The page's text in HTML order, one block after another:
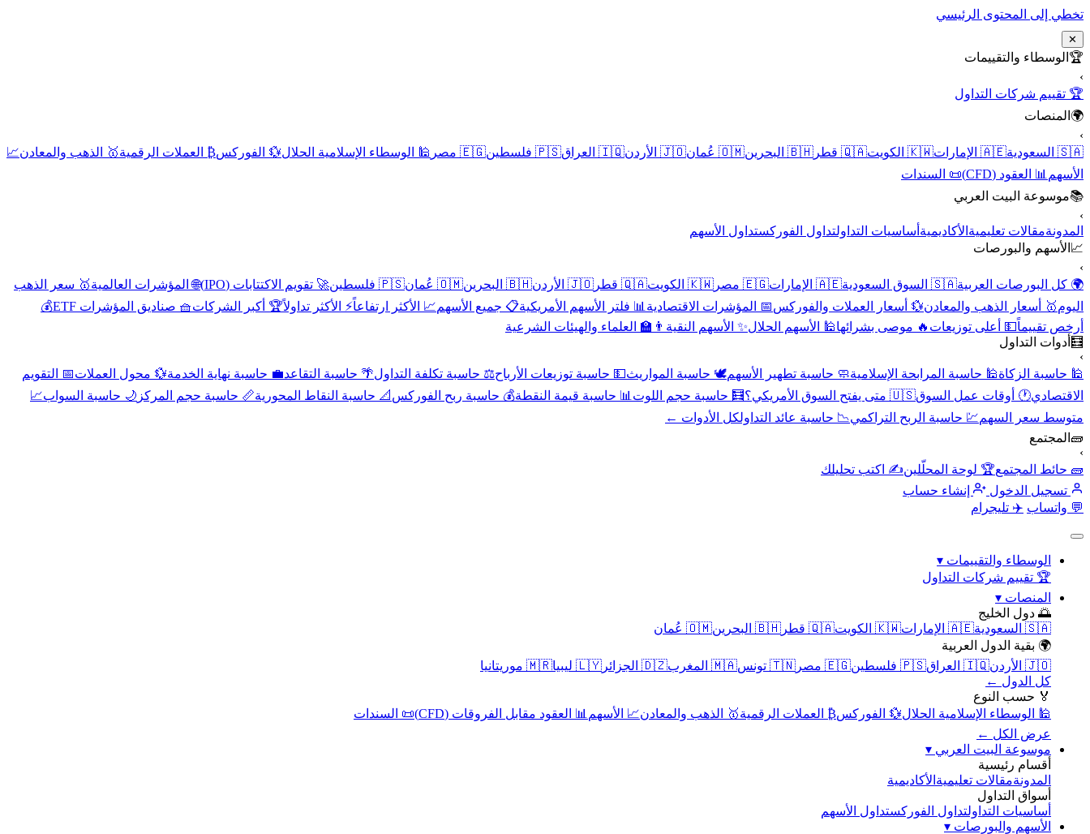
تخطي إلى المحتوى الرئيسي
✕
🏆 الوسطاء والتقييمات
›
🏆 تقييم شركات التداول
🌍 المنصات
›
🇸🇦 السعودية
🇦🇪 الإمارات 🇰🇼 الكويت 🇶🇦 قطر 🇧🇭 البحرين 🇴🇲 عُمان 🇯🇴 الأردن 🇮🇶 العراق 🇵🇸 فلسطين 🇪🇬 مصر 🕌 الوسطاء الإسلامية الحلال💱 الفوركس₿ العملات الرقمية🥇 الذهب والمعادن📈
الأسهم 📊 العقود (CFD)
📜 السندات
📚موسوعة البيت العربي
›
المدونةمقالات تعليمية الأكاديمية أساسيات التداولتداول الفوركستداول الأسهم
📈 الأسهم والبورصات
›
🌍 كل البورصات العربية🇸🇦 السوق السعودية 🇦🇪 الإمارات 🇪🇬 مصر 🇰🇼 الكويت 🇶🇦 قطر 🇯🇴 الأردن 🇧🇭 البحرين 🇴🇲 عُمان 🇵🇸 فلسطين 🚀 تقويم الاكتتابات (IPO) 🌐 المؤشرات العالمية🥇 سعر الذهب
اليوم🥇 أسعار الذهب والمعادن💱 أسعار العملات والفوركس📅 المؤشرات الاقتصادية 📊 فلتر الأسهم الأمريكية📋 جميع الأسهم📈 الأكثر ارتفاعاً⚡ الأكثر تداولاً🏆 أكبر الشركات🧺 صناديق المؤشرات ETF
💰
أرخص تقييماً💵 أعلى توزيعات 🔥 موصى بشرائها🕌 الأسهم الحلال✨ الأسهم النقية 👨‍🏫 العلماء والهيئات الشرعية
🧮 أدوات التداول
›
🕌 حاسبة الزكاة🕌 حاسبة المرابحة الإسلامية🧼 حاسبة تطهير الأسهم🕊️ حاسبة المواريث💵 حاسبة توزيعات الأرباح⚖️ حاسبة تكلفة التداول🌴 حاسبة التقاعد💼 حاسبة نهاية الخدمة💱 محول العملات📅 التقويم
الاقتصادي🕐 أوقات عمل السوق🇺🇸 متى يفتح السوق الأمريكي؟ 🧮 حاسبة حجم اللوت 📊 حاسبة قيمة النقطة💰 حاسبة ربح الفوركس 📐 حاسبة النقاط المحورية📏 حاسبة حجم المركز 🌙 حاسبة السواب📈
متوسط سعر السهم💹 حاسبة الربح التراكمي📉 حاسبة عائد التداولكل الأدوات ←
🧱 المجتمع
›
🧱 حائط المجتمع🏆 لوحة المحلّلين✍️ اكتب تحليلك
تسجيل الدخول
إنشاء حساب
💬 واتساب ✈️ تليجرام
الوسطاء والتقييمات ▾
🏆 تقييم شركات التداول
المنصات ▾
🌅 دول الخليج
🇸🇦 السعودية
🇦🇪 الإمارات 🇰🇼 الكويت 🇶🇦 قطر 🇧🇭 البحرين
🇴🇲 عُمان
🌍 بقية الدول العربية
🇯🇴 الأردن
🇮🇶 العراق 🇵🇸 فلسطين 🇪🇬 مصر 🇹🇳 تونس 🇲🇦 المغرب 🇩🇿 الجزائر 🇱🇾 ليبيا
🇲🇷 موريتانيا
كل الدول ←
🏅 حسب النوع
🕌 الوسطاء الإسلامية الحلال💱 الفوركس₿ العملات الرقمية🥇 الذهب والمعادن📈 الأسهم 📊 العقود مقابل الفروقات (CFD)
📜 السندات
عرض الكل ←
موسوعة البيت العربي ▾
أقسام رئيسية
المدونةمقالات تعليمية الأكاديمية
أسواق التداول
أساسيات التداولتداول الفوركستداول الأسهم
الأسهم والبورصات ▾